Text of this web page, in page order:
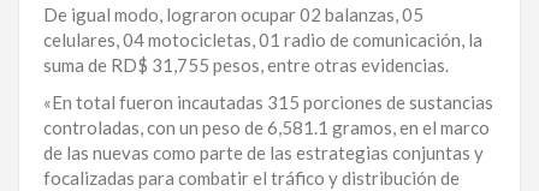
CONTÁCTENOS
De igual modo, lograron ocupar 02 balanzas, 05
celulares, 04 motocicletas, 01 radio de comunicación, la
suma de RD$ 31,755 pesos, entre otras evidencias.
«En total fueron incautadas 315 porciones de sustancias
controladas, con un peso de 6,581.1 gramos, en el marco
de las nuevas como parte de las estrategias conjuntas y
focalizadas para combatir el tráfico y distribución de